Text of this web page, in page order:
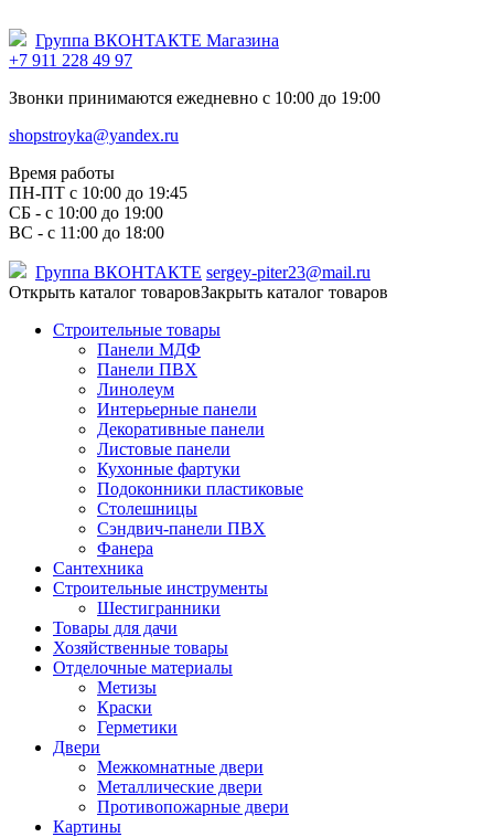
Группа ВКОНТАКТЕ Магазина
+7 911 228 49 97
Звонки принимаются ежедневно с 10:00 до 19:00
shopstroyka@yandex.ru
Время работы
ПН-ПТ c 10:00 до 19:45
СБ - с 10:00 до 19:00
ВС - с 11:00 до 18:00
Группа ВКОНТАКТЕ sergey-piter23@mail.ru
Открыть каталог товаровЗакрыть каталог товаров
Строительные товары
Панели МДФ
Панели ПВХ
Линолеум
Интерьерные панели
Декоративные панели
Листовые панели
Кухонные фартуки
Подоконники пластиковые
Столешницы
Сэндвич-панели ПВХ
Фанера
Сантехника
Строительные инструменты
Шестигранники
Товары для дачи
Хозяйственные товары
Отделочные материалы
Метизы
Краски
Герметики
Двери
Межкомнатные двери
Металлические двери
Противопожарные двери
Картины